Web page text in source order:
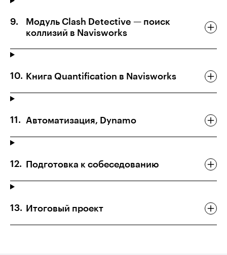
Модуль Clash Detective — поиск
коллизий в Navisworks
Книга Quantification в Navisworks
Автоматизация, Dynamo
Подготовка к собеседованию
Итоговый проект